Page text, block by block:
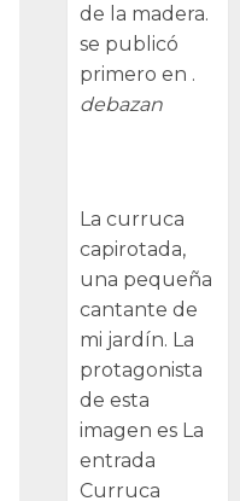
de la madera.
se publicó
primero en .
debazan
La curruca
capirotada,
una pequeña
cantante de
mi jardín. La
protagonista
de esta
imagen es La
entrada
Curruca